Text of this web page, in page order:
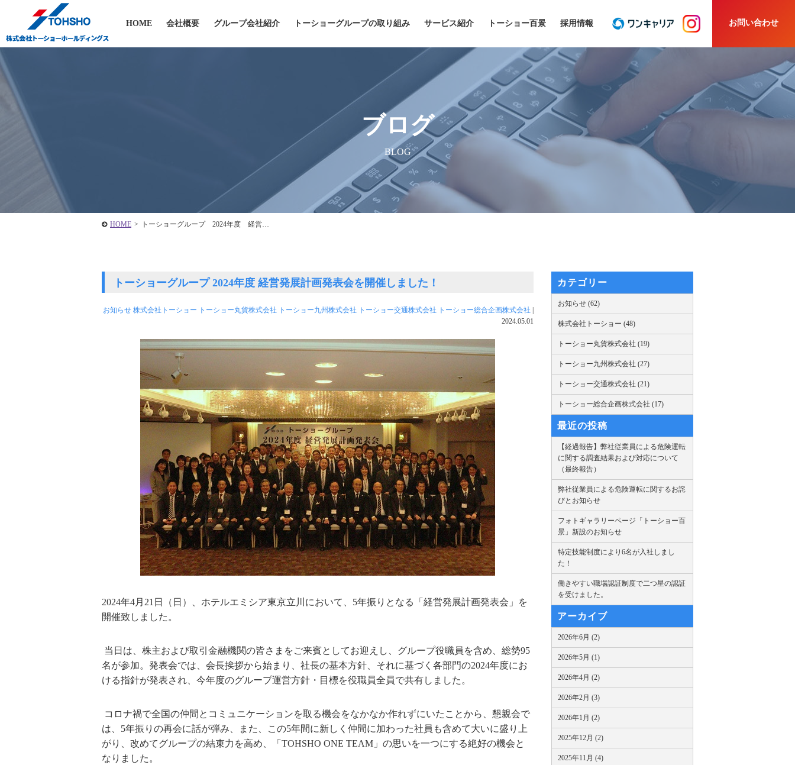
HOME 会社概要 グループ会社紹介 トーショーグループの取り組み サービス紹介 トーショー百景 採用情報 お問い合わせ
ブログ
BLOG
HOME > トーショーグループ 2024年度 経営…
トーショーグループ 2024年度 経営発展計画発表会を開催しました！
お知らせ 株式会社トーショー トーショー丸貨株式会社 トーショー九州株式会社 トーショー交通株式会社 トーショー総合企画株式会社
2024.05.01
2024年4月 21 日（日）、ホテルエミシア東京立川において、 5年振りとなる「経営発展計画発表会」を
開催致しました。
当日は、株主および取引金融機関の皆さまをご来賓としてお迎えし、グループ役職員を含め、総勢95
名が参加。発表会では、会長挨拶から始まり、社長の基本方針、それに基づく各部門の2024年度にお
ける指針が発表され、今年度のグループ運営方針・目標を役職員全員で共有しました。
コロナ禍で全国の仲間とコミュニケーションを取る機会をなかなか作れずにいたことから、懇親会で
は、 5年振りの再会に話が弾み、また、この5年間に新しく仲間に加わった社員も含めて大いに盛り上
がり、改めてグループの結束力を高め、「 TOHSHO ONE TEAM 」の思いを一つにする絶好の機会と
なりました。
カテゴリー
お知らせ (62)
株式会社トーショー (48)
トーショー丸貨株式会社 (19)
トーショー九州株式会社 (27)
トーショー交通株式会社 (21)
トーショー総合企画株式会社 (17)
最近の投稿
【経過報告】弊社従業員による危険運転
に関する調査結果および対応について
（最終報告）
弊社従業員による危険運転に関するお詫
びとお知らせ
フォトギャラリーページ「トーショー百
景」新設のお知らせ
特定技能制度により6名が入社しまし
た！
働きやすい職場認証制度で二つ星の認証
を受けました。
アーカイブ
2026年6月 (2)
2026年5月 (1)
2026年4月 (2)
2026年2月 (3)
2026年1月 (2)
2025年12月 (2)
2025年11月 (4)